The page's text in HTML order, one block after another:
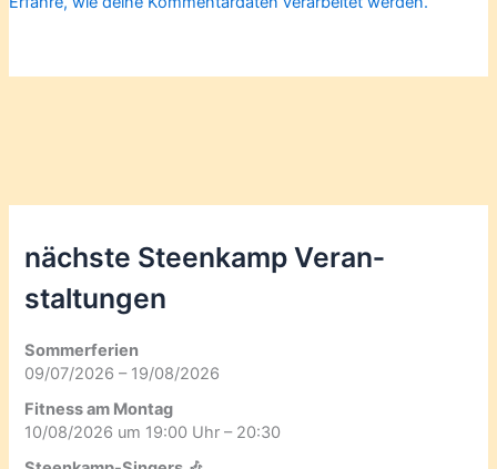
nächste Steenkamp Veran­
staltungen
Sommerferien
09/07/2026 – 19/08/2026
Fitness am Montag
10/08/2026 um 19:00 Uhr – 20:30